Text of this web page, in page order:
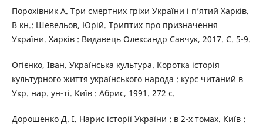
Порохівник А. Три смертних гріхи України і п’ятий Харків.
В кн.: Шевельов, Юрій. Триптих про призначення
України. Харків : Видавець Олександр Савчук, 2017. С. 5-9.
Огієнко, Іван. Українська культура. Коротка історія
культурного життя українського народа : курс читаний в
Укр. нар. ун-ті. Київ : Абрис, 1991. 272 c.
Дорошенко Д. І. Нарис історії України : в 2-х томах. Київ :